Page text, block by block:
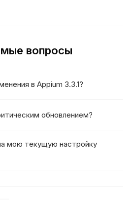
вопросы
в Appium 3.3.1?
обновлением?
мою текущую настройку